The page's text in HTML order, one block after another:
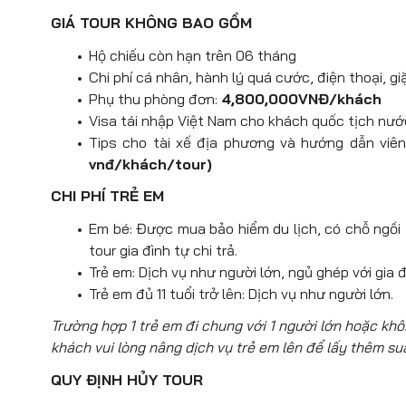
uất của Thượng Hải cổ xưa.
Nghỉ đêm tại Thượng Hải.
Starbucks lớn nhất Thượng Hải,
thương hiệu Louis Vuitton tại
khổng lồ.
Tự do tham quan
phố đi bộ
Thượng Hải, được người dân nơi
hơn 100 năm, khu phố này giờ
sầm uất bậc nhất tại Thượng Hải.
Quý khách dùng bữa tối, sau đó
bay
Các mốc thời gian có giá trị tham
có thể thay đổi cho phù hợp.
GIÁ TOUR KHÔNG BAO GỒM
Hộ chiếu còn hạn trên 06 tháng
Chi phí cá nhân, hành lý quá cước, điện thoại,
Phụ thu phòng đơn: 4,800,000VNĐ/khách
Visa tái nhập Việt Nam cho khách quốc tịch
Tips cho tài xế địa phương và hướng dẫn
vnđ/khách/tour)
CHI PHÍ TRẺ EM
Em bé: Được mua bảo hiểm du lịch, có chỗ
tour gia đình tự chi trả.
Trẻ em: Dịch vụ như người lớn, ngủ ghép với gia
Trẻ em đủ 11 tuổi trở lên: Dịch vụ như người lớn.
Trường hợp 1 trẻ em đi chung với 1 người lớn hoặc
khách vui lòng nâng dịch vụ trẻ em lên để lấy thêm
QUY ĐỊNH HỦY TOUR